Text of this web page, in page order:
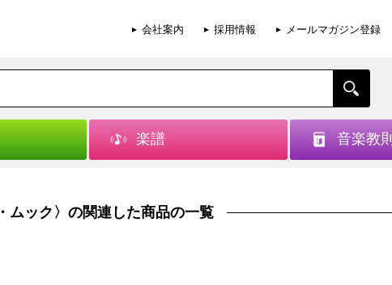
会社案内 採用情報 メールマガジン登録
楽譜 音楽教則
ムック〉の関連した商品の一覧